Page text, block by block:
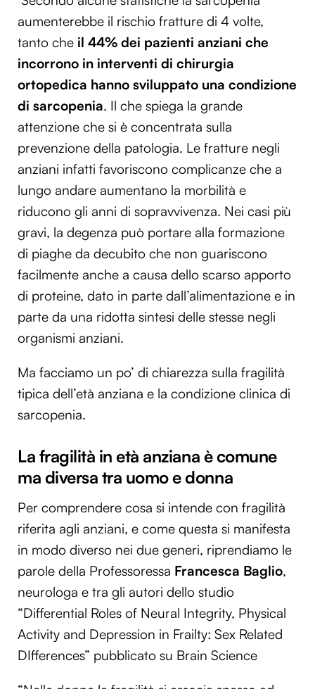
aumenterebbe il rischio fratture di 4 volte,
tanto che il 44% dei pazienti anziani che
incorrono in interventi di chirurgia
ortopedica hanno sviluppato una condizione
di sarcopenia. Il che spiega la grande
attenzione che si è concentrata sulla
prevenzione della patologia. Le fratture negli
anziani infatti favoriscono complicanze che a
lungo andare aumentano la morbilità e
riducono gli anni di sopravvivenza. Nei casi più
gravi, la degenza può portare alla formazione
di piaghe da decubito che non guariscono
facilmente anche a causa dello scarso apporto
di proteine, dato in parte dall’alimentazione e in
parte da una ridotta sintesi delle stesse negli
organismi anziani.
Ma facciamo un po’ di chiarezza sulla fragilità
tipica dell’età anziana e la condizione clinica di
sarcopenia.
La fragilità in età anziana è comune
ma diversa tra uomo e donna
Per comprendere cosa si intende con fragilità
riferita agli anziani, e come questa si manifesta
in modo diverso nei due generi, riprendiamo le
parole della Professoressa Francesca Baglio,
neurologa e tra gli autori dello studio
“Differential Roles of Neural Integrity, Physical
Activity and Depression in Frailty: Sex Related
DIfferences” pubblicato su Brain Science